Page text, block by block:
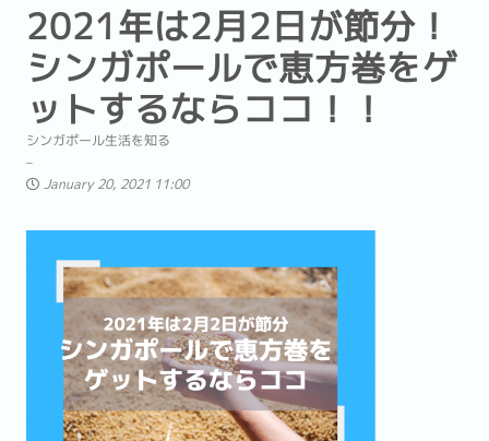
2021年は2月2日が節分！
シンガポールで恵方巻をゲ
ットするならココ！！
シンガポール生活を知る
January 20, 2021 11:00